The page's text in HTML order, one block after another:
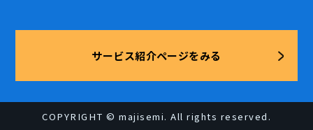
サービス紹介ページをみる
COPYRIGHT © majisemi. All rights reserved.